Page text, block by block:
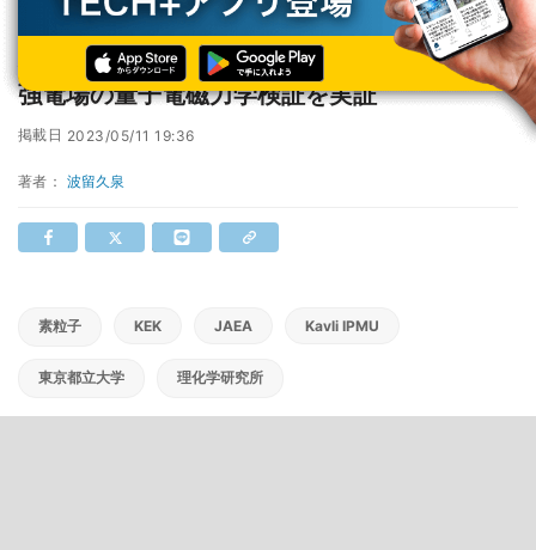
理研など、エキゾチック原子を用いた新たな強電場の量子電磁力学検証を実証
理研など、エキゾチック原子を用いた新たな
強電場の量子電磁力学検証を実証
掲載日 2023/05/11 19:36
著者： 波留久泉
素粒子 KEK JAEA Kavli IPMU
東京都立大学 理化学研究所